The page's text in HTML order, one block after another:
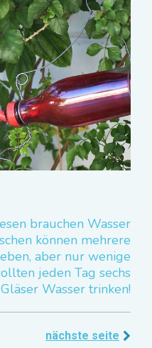
brauchen Wasser
können mehrere
aber nur wenige
jeden Tag sechs
Wasser trinken!
nächste seite